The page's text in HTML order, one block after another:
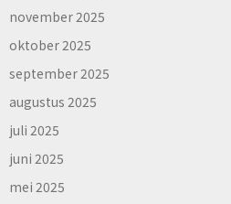
november 2025
oktober 2025
september 2025
augustus 2025
juli 2025
juni 2025
mei 2025